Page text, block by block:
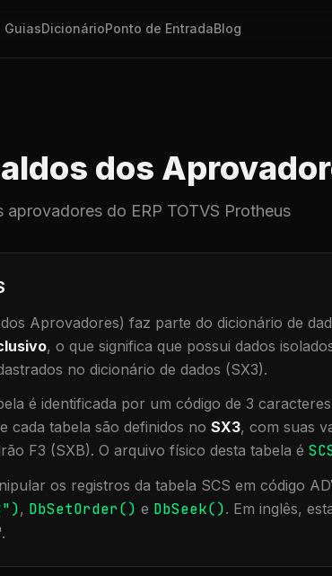
GuiasDicionárioPonto de EntradaBlog
dos
aprovadores do ERP TOTVS Protheus
Aprovadores) faz parte do dicionário de
, o que significa que possui dados
no dicionário de dados (SX3).
é identificada por um código de 3
cada tabela são definidos no SX3, com suas
F3 (SXB). O arquivo físico desta tabela é
os registros da tabela SCS em código
"), DbSetOrder() e DbSeek(). Em inglês,